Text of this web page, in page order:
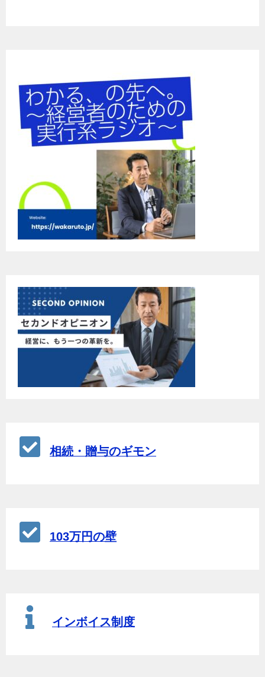
相続・贈与のギモン
103万円の壁
インボイス制度